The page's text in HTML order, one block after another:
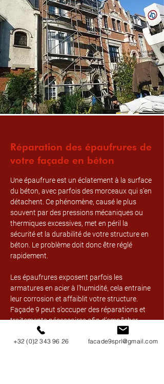
Réparation des épaufrures de
votre façade en béton
Une épaufrure est un éclatement à la surface
du béton, avec parfois des morceaux qui s’en
détachent. Ce phénomène, causé le plus
souvent par des pressions mécaniques ou
thermiques excessives, met en péril la
sécurité et la durabilité de votre structure en
béton. Le problème doit donc être réglé
rapidement.
Les épaufrures exposent parfois les
armatures en acier à l’humidité, cela entraine
leur corrosion et affaiblit votre structure.
Façade 9 peut s’occuper des réparations et
traitements nécessaires afin d’empêcher
l’aggravation des dommages.
+32 (0)2 343 96 26 facade9sprl@gmail.com